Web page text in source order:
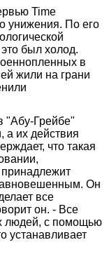
Time
унижения. По его
был холод.
в
жили на грани
"Абу-Грейбе"
а их действия
что такая
Он
все
он. - Все
людей, с помощью
устанавливает